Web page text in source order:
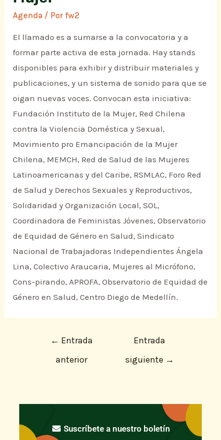
Agenda / Porfw2
El llamado es a sumarse a la convocatoria y a
formar parte activa de esta jornada. Hay stands
disponibles para exhibir y distribuir materiales y
publicaciones, y un sistema de sonido para que se
oigan nuevas voces. Convocan esta iniciativa:
Fundación Instituto de la Mujer, Red Chilena
contra la Violencia Doméstica y Sexual,
Movimiento pro Emancipación de la Mujer
Chilena, MEMCH, Red de Salud de las Mujeres
Latinoamericanas y del Caribe, RSMLAC, Foro Red
de Salud y Derechos Sexuales y Reproductivos,
Solidaridad y Organización Local, SOL,
Coordinadora de Feministas Jóvenes, Observatorio
de Equidad de Género en Salud, Sindicato
Nacional de Trabajadoras Independientes Ángela
Lina, Colectivo Araucaria, Mujeres al Micrófono,
Cons-pirando, APROFA, Observatorio de Equidad de
Género en Salud, Centro Diego de Medellín.
← Entrada
anterior
Entrada
siguiente →
Suscríbete a nuestro boletín